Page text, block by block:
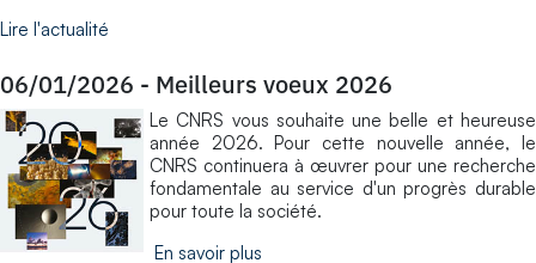
Lire l'actualité
06/01/2026 - Meilleurs voeux 2026
Le CNRS vous souhaite une belle et heureuse
année 2026. Pour cette nouvelle année, le
CNRS continuera à œuvrer pour une recherche
fondamentale au service d'un progrès durable
pour toute la société.
En savoir plus